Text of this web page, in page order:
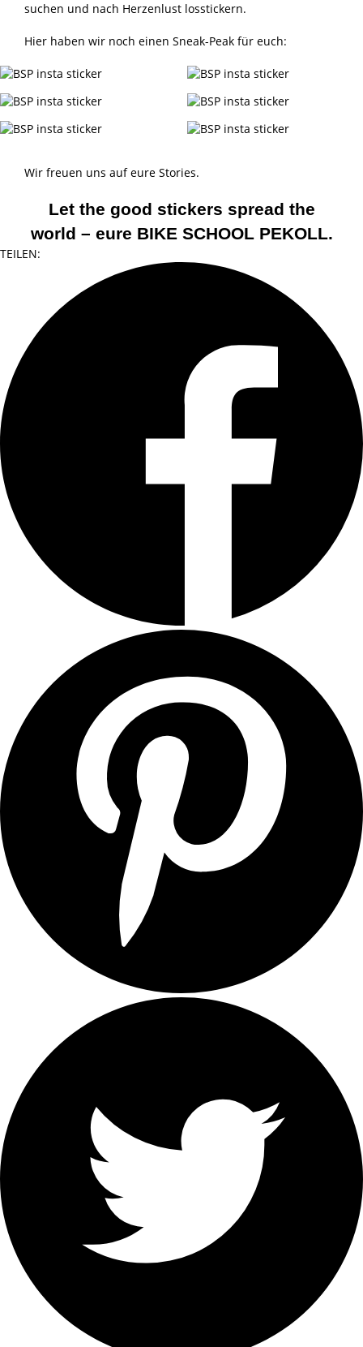
suchen und nach Herzenlust losstickern.
Hier haben wir noch einen Sneak-Peak für euch:
Wir freuen uns auf eure Stories.
Let the good stickers spread the
world – eure BIKE SCHOOL PEKOLL.
TEILEN: